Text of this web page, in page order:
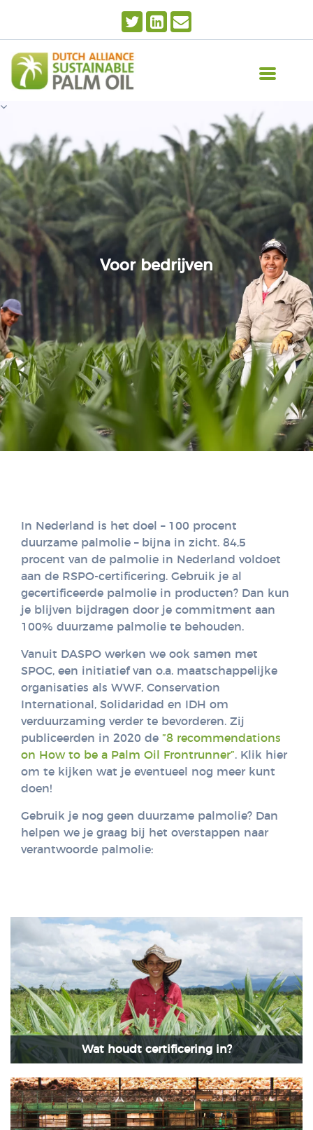
Voor bedrijven
In Nederland is het doel – 100 procent
duurzame palmolie – bijna in zicht. 84,5
procent van de palmolie in Nederland voldoet
aan de RSPO-certificering. Gebruik je al
gecertificeerde palmolie in producten? Dan kun
je blijven bijdragen door je commitment aan
100% duurzame palmolie te behouden.
Vanuit DASPO werken we ook samen met
SPOC, een initiatief van o.a. maatschappelijke
organisaties als WWF, Conservation
International, Solidaridad en IDH om
verduurzaming verder te bevorderen. Zij
publiceerden in 2020 de ”8 recommendations
on How to be a Palm Oil Frontrunner”. Klik hier
om te kijken wat je eventueel nog meer kunt
doen!
Gebruik je nog geen duurzame palmolie? Dan
helpen we je graag bij het overstappen naar
verantwoorde palmolie:
Wat houdt certificering in?